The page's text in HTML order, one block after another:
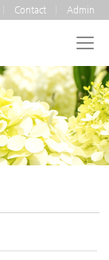
Contact Admin